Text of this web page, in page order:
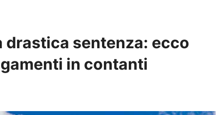
drastica sentenza: ecco
in contanti